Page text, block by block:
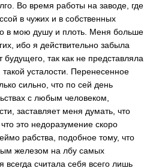
Во время работы на заводе, где
в чужих и в собственных
в мою душу и плоть. Меня больше
ибо я действительно забыла
так как не представляла
усталости. Перенесенное
сильно, что по сей день
с любым человеком,
заставляет меня думать, что
это недоразумение скоро
рабства, подобное тому, что
железом на лбу самых
считала себя всего лишь